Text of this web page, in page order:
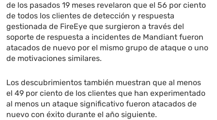
de los pasados 19 meses revelaron que el 56 por ciento
de todos los clientes de detección y respuesta
gestionada de FireEye que surgieron a través del
soporte de respuesta a incidentes de Mandiant fueron
atacados de nuevo por el mismo grupo de ataque o uno
de motivaciones similares.
Los descubrimientos también muestran que al menos
el 49 por ciento de los clientes que han experimentado
al menos un ataque significativo fueron atacados de
nuevo con éxito durante el año siguiente.